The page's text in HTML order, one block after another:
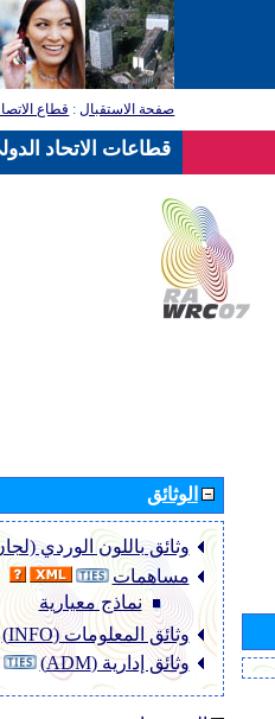
صفحة الاستقبال: قطاع
الوثائق
وثائق باللون الوردي
مساهمات
نماذج معيارية
وثائق المعلومات (INFO)
وثائق إدارية (ADM)
قطاعات الاتحاد